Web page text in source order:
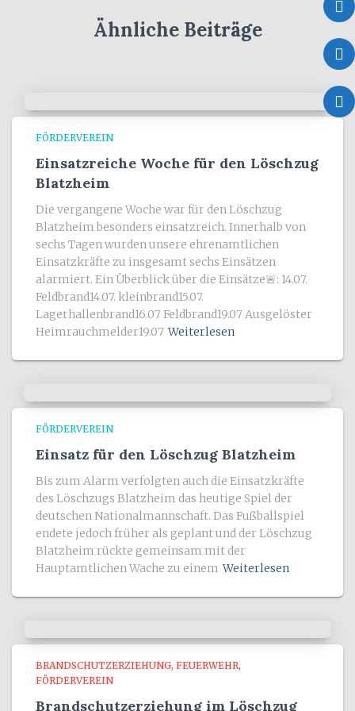
Ähnliche Beiträge
FÖRDERVEREIN
Einsatzreiche Woche für den Löschzug
Blatzheim
Die vergangene Woche war für den Löschzug
Blatzheim besonders einsatzreich. Innerhalb von
sechs Tagen wurden unsere ehrenamtlichen
Einsatzkräfte zu insgesamt sechs Einsätzen
alarmiert. Ein Überblick über die Einsätze🚨: 14.07.
Feldbrand14.07. kleinbrand15.07.
Lagerhallenbrand16.07 Feldbrand19.07 Ausgelöster
Heimrauchmelder19.07 Weiterlesen
FÖRDERVEREIN
Einsatz für den Löschzug Blatzheim
Bis zum Alarm verfolgten auch die Einsatzkräfte
des Löschzugs Blatzheim das heutige Spiel der
deutschen Nationalmannschaft. Das Fußballspiel
endete jedoch früher als geplant und der Löschzug
Blatzheim rückte gemeinsam mit der
Hauptamtlichen Wache zu einem Weiterlesen
BRANDSCHUTZERZIEHUNG FEUERWEHR
FÖRDERVEREIN
Brandschutzerziehung im Löschzug